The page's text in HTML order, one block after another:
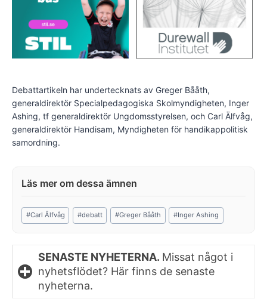
Debattartikeln har undertecknats av Greger Bååth,
generaldirektör Specialpedagogiska Skolmyndigheten, Inger
Ashing, tf generaldirektör Ungdomsstyrelsen, och Carl Älfvåg,
generaldirektör Handisam, Myndigheten för handikappolitisk
samordning.
Post
Tags:
#Carl Älfvåg #debatt #Greger Bååth #Inger Ashing
SENASTE NYHETERNA. Missat något i
nyhetsflödet? Här finns de senaste
nyheterna.